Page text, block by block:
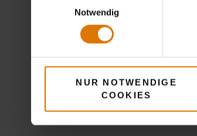
Notwendig
NUR NOTWENDIGE
COOKIES